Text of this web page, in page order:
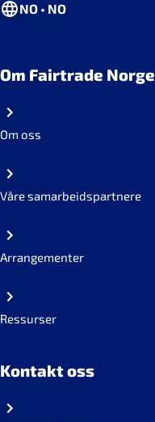
NO • NO
Om Fairtrade Norge
Om oss
Våre samarbeidspartnere
Arrangementer
Ressurser
Kontakt oss